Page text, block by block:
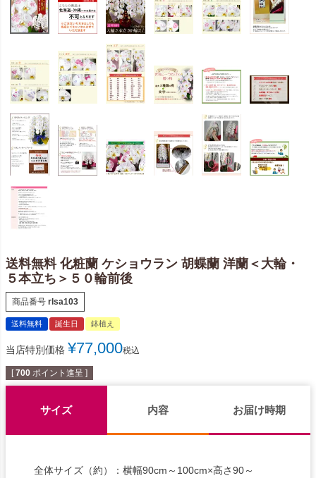
送料無料 化粧蘭 ケショウラン 胡蝶蘭 洋蘭＜大輪・
５本立ち＞５０輪前後
商品番号 rlsa103
送料無料 誕生日 鉢植え
当店特別価格 ¥77,000税込
[ 700 ポイント進呈 ]
サイズ 内容 お届け時期
全体サイズ（約）：横幅90cm～100cm×高さ90～